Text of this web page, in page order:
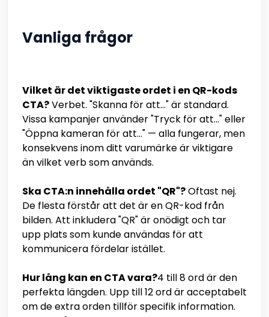
Vanliga frågor
Vilket är det viktigaste ordet i en QR-kods
CTA?Verbet. "Skanna för att..." är standard.
Vissa kampanjer använder "Tryck för att..." eller
"Öppna kameran för att..." — alla fungerar, men
konsekvens inom ditt varumärke är viktigare
än vilket verb som används.
Ska CTA:n innehålla ordet "QR"?Oftast nej.
De flesta förstår att det är en QR-kod från
bilden. Att inkludera "QR" är onödigt och tar
upp plats som kunde användas för att
kommunicera fördelar istället.
Hur lång kan en CTA vara?4 till 8 ord är den
perfekta längden. Upp till 12 ord är acceptabelt
om de extra orden tillför specifik information.